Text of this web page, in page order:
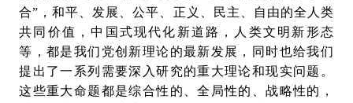
合”，和平、发展、公平、正义、民主、自由的全人类
共同价值，中国式现代化新道路，人类文明新形态
等，都是我们党创新理论的最新发展，同时也给我们
提出了一系列需要深入研究的重大理论和现实问题。
这些重大命题都是综合性的、全局性的、战略性的，